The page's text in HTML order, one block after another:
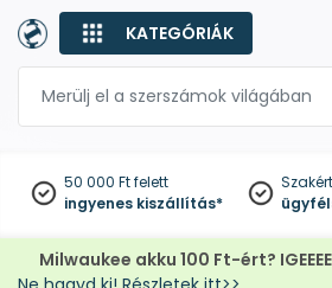
KATEGÓRIÁK
50 000 Ft felett
ingyenes kiszállítás*
Milwaukee akku 100 Ft-ért?